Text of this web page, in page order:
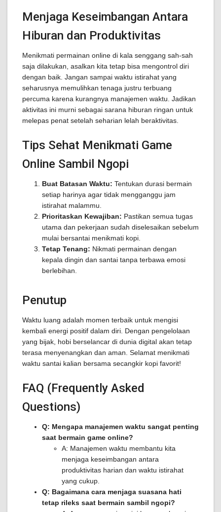
Menjaga Keseimbangan Antara
Hiburan dan Produktivitas
Menikmati permainan online di kala senggang sah-sah
saja dilakukan, asalkan kita tetap bisa mengontrol diri
dengan baik. Jangan sampai waktu istirahat yang
seharusnya memulihkan tenaga justru terbuang
percuma karena kurangnya manajemen waktu. Jadikan
aktivitas ini murni sebagai sarana hiburan ringan untuk
melepas penat setelah seharian lelah beraktivitas.
Tips Sehat Menikmati Game
Online Sambil Ngopi
Buat Batasan Waktu: Tentukan durasi bermain
setiap harinya agar tidak mengganggu jam
istirahat malammu.
Prioritaskan Kewajiban: Pastikan semua tugas
utama dan pekerjaan sudah diselesaikan sebelum
mulai bersantai menikmati kopi.
Tetap Tenang: Nikmati permainan dengan
kepala dingin dan santai tanpa terbawa emosi
berlebihan.
Penutup
Waktu luang adalah momen terbaik untuk mengisi
kembali energi positif dalam diri. Dengan pengelolaan
yang bijak, hobi berselancar di dunia digital akan tetap
terasa menyenangkan dan aman. Selamat menikmati
waktu santai kalian bersama secangkir kopi favorit!
FAQ (Frequently Asked
Questions)
Q: Mengapa manajemen waktu sangat penting
saat bermain game online?
A: Manajemen waktu membantu kita
menjaga keseimbangan antara
produktivitas harian dan waktu istirahat
yang cukup.
Q: Bagaimana cara menjaga suasana hati
tetap rileks saat bermain sambil ngopi?